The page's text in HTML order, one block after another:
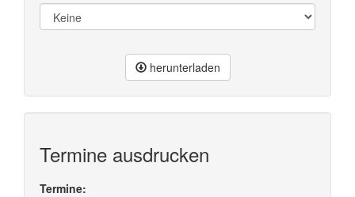
herunterladen
Termine ausdrucken
Termine: